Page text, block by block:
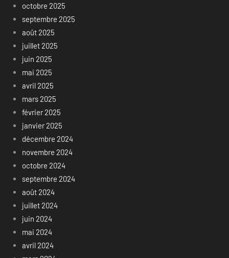
octobre 2025
septembre 2025
août 2025
juillet 2025
juin 2025
mai 2025
avril 2025
mars 2025
février 2025
janvier 2025
décembre 2024
novembre 2024
octobre 2024
septembre 2024
août 2024
juillet 2024
juin 2024
mai 2024
avril 2024